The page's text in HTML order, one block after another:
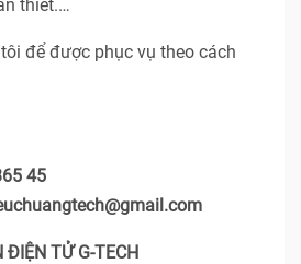
thiết.…
để được phục vụ theo cách
45
ĐIỆN TỬ G-TECH